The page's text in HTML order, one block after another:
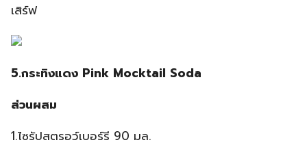
เสิร์ฟ
5.กระทิงแดง Pink Mocktail Soda
ส่วนผสม
1.ไซรัปสตรอว์เบอร์รี 90 มล.